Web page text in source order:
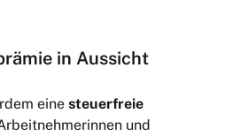
in Aussicht
eine steuerfreie
und